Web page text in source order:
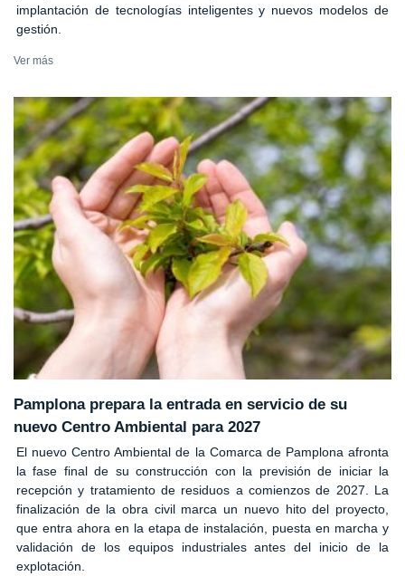
implantación de tecnologías inteligentes y nuevos modelos de
gestión.
Ver más
Pamplona prepara la entrada en servicio de su
nuevo Centro Ambiental para 2027
El nuevo Centro Ambiental de la Comarca de Pamplona afronta
la fase final de su construcción con la previsión de iniciar la
recepción y tratamiento de residuos a comienzos de 2027. La
finalización de la obra civil marca un nuevo hito del proyecto,
que entra ahora en la etapa de instalación, puesta en marcha y
validación de los equipos industriales antes del inicio de la
explotación.